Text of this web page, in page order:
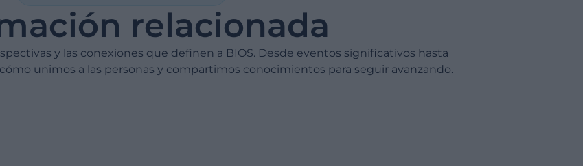
relacionada
y las conexiones que definen a BIOS. Desde eventos significativos hasta
unimos a las personas y compartimos conocimientos para seguir avanzando.